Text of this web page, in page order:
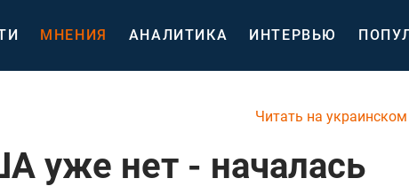
МНЕНИЯ АНАЛИТИКА ИНТЕРВЬЮ
Читать на украинском
уже нет - началась